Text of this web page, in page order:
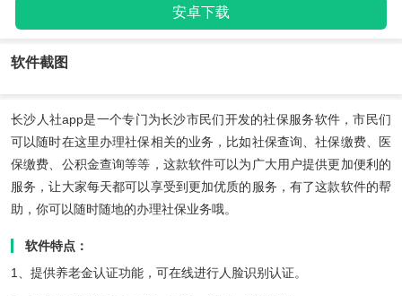
安卓下载
软件截图
长沙人社app是一个专门为长沙市民们开发的社保服务软件，市民们
可以随时在这里办理社保相关的业务，比如社保查询、社保缴费、医
保缴费、公积金查询等等，这款软件可以为广大用户提供更加便利的
服务，让大家每天都可以享受到更加优质的服务，有了这款软件的帮
助，你可以随时随地的办理社保业务哦。
软件特点：
1、提供养老金认证功能，可在线进行人脸识别认证。